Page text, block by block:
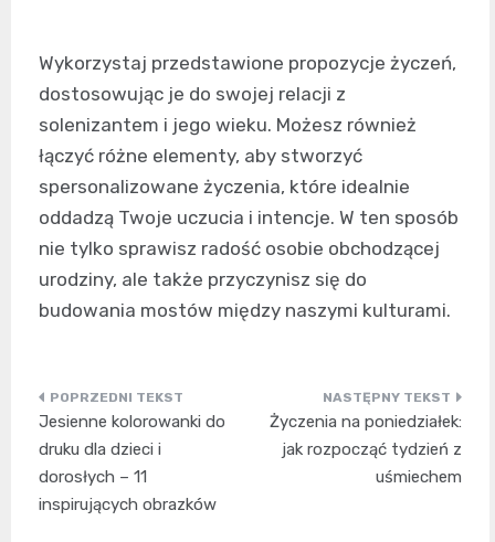
Wykorzystaj przedstawione propozycje życzeń,
dostosowując je do swojej relacji z
solenizantem i jego wieku. Możesz również
łączyć różne elementy, aby stworzyć
spersonalizowane życzenia, które idealnie
oddadzą Twoje uczucia i intencje. W ten sposób
nie tylko sprawisz radość osobie obchodzącej
urodziny, ale także przyczynisz się do
budowania mostów między naszymi kulturami.
Nawigacja
wpisu
Jesienne kolorowanki do
druku dla dzieci i
dorosłych – 11
inspirujących obrazków
Życzenia na poniedziałek:
jak rozpocząć tydzień z
uśmiechem